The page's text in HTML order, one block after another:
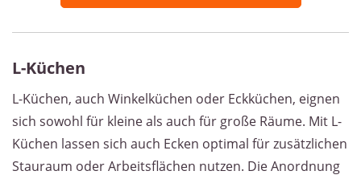
L-Küchen
L-Küchen, auch Winkelküchen oder Eckküchen, eignen
sich sowohl für kleine als auch für große Räume. Mit L-
Küchen lassen sich auch Ecken optimal für zusätzlichen
Stauraum oder Arbeitsflächen nutzen. Die Anordnung